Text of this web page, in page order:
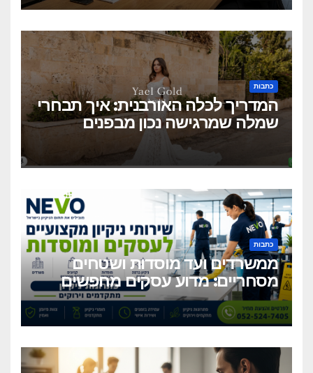
כתבות
המדריך לכלה האורבנית: איך תבחרי
שמלה שמרגישה נכון מבפנים
ונראית מושלם מבחוץ?
כתבות
ממשרדים ועד מוסדות ושטחים
מסחריים: מדוע עסקים מחפשים
כיום שירותי ניקיון מקצועיים
וגמישים?